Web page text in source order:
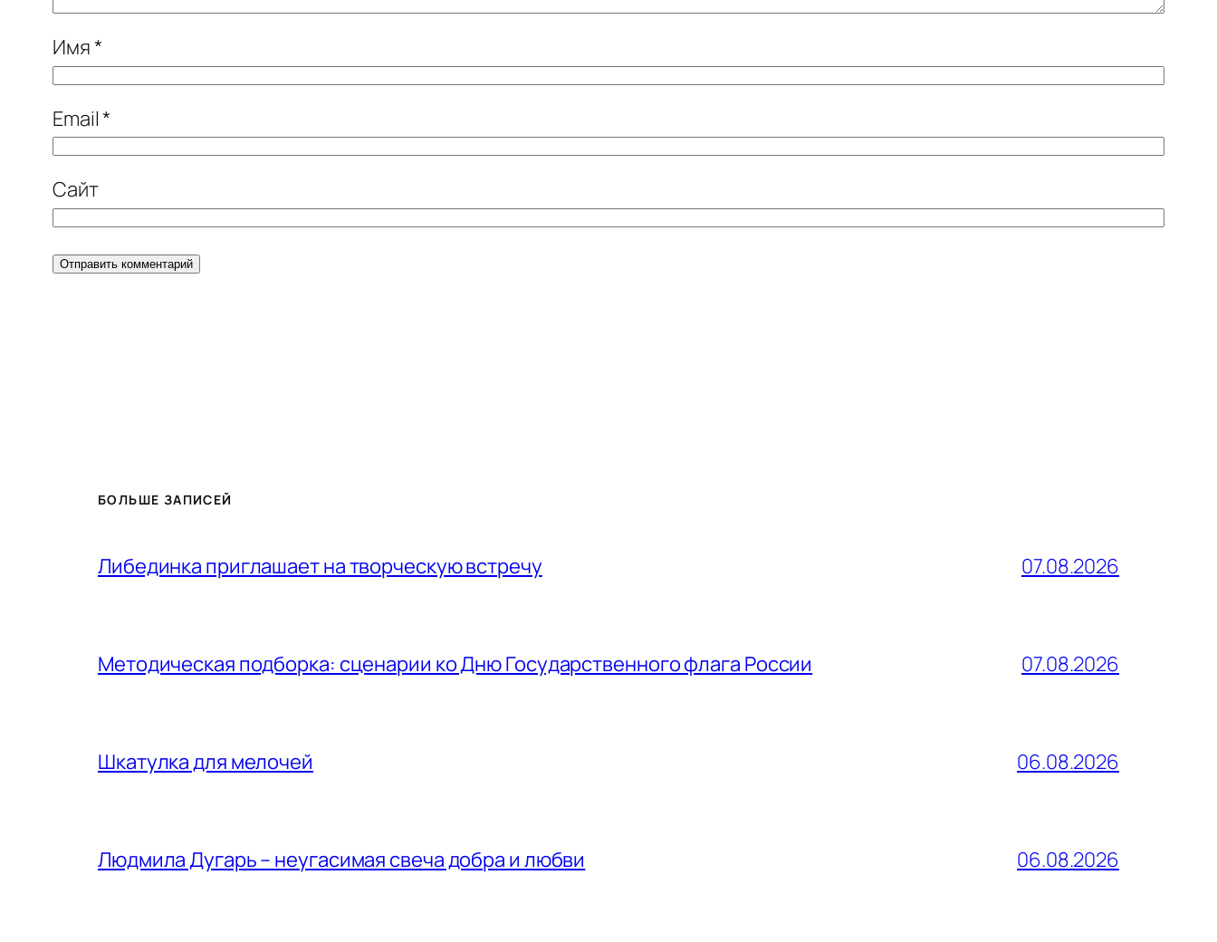
Имя*
Email*
Сайт
БОЛЬШЕ ЗАПИСЕЙ
Либединка приглашает на творческую встречу 07.08.2026
Методическая подборка: сценарии ко Дню Государственного флага России 07.08.2026
Шкатулка для мелочей 06.08.2026
Людмила Дугарь – неугасимая свеча добра и любви 06.08.2026